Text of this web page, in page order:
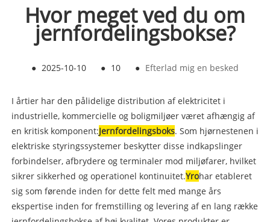
Hvor meget ved du om
jernfordelingsbokse?
● 2025-10-10 ● 10 ● Efterlad mig en besked
I årtier har den pålidelige distribution af elektricitet i
industrielle, kommercielle og boligmiljøer været afhængig af
en kritisk komponent:Jernfordelingsboks. Som hjørnestenen i
elektriske styringssystemer beskytter disse indkapslinger
forbindelser, afbrydere og terminaler mod miljøfarer, hvilket
sikrer sikkerhed og operationel kontinuitet.Yrohar etableret
sig som førende inden for dette felt med mange års
ekspertise inden for fremstilling og levering af en lang række